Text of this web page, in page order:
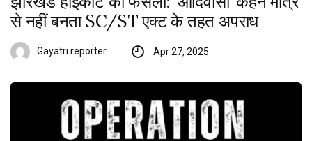
से नहीं बनता SC/ST एक्ट के तहत अपराध
Gayatri reporter Apr 27, 2025